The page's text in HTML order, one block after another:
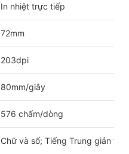
In nhiệt trực tiếp
72mm
203dpi
80mm/giây
576 chấm/dòng
Chữ và số; Tiếng Trung giản